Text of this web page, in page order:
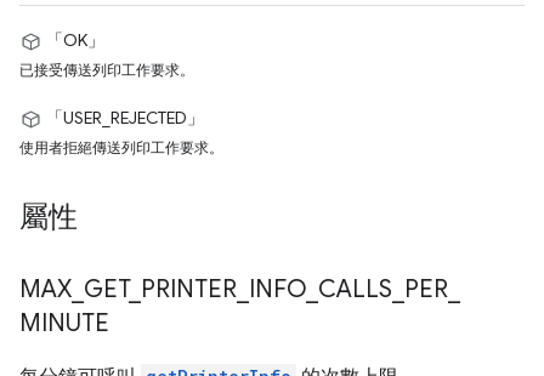
「OK」
已接受傳送列印工作要求。
「USER_REJECTED」
使用者拒絕傳送列印工作要求。
屬性
MAX GET_ PRINTER INFO CALLS PER
MINUTE